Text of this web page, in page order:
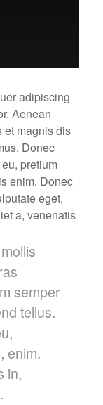
adipiscing
Aenean
et magnis dis
Donec
pretium
enim. Donec
eget,
a, venenatis
semper
tellus.
enim.
in,